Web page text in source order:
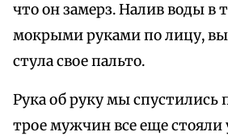
что он замерз. Налив воды в
мокрыми руками по лицу,
стула свое пальто.
Рука об руку мы спустились
трое мужчин все еще стояли